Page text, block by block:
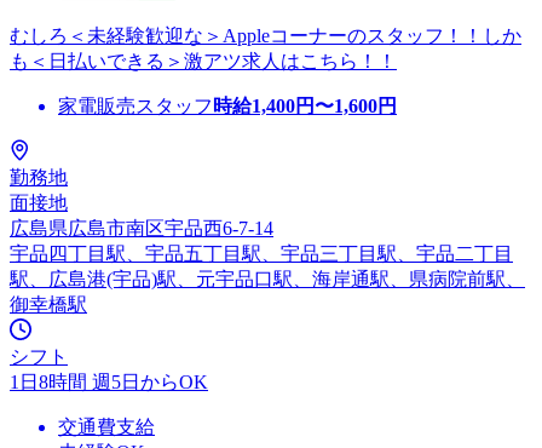
むしろ＜未経験歓迎な＞Appleコーナーのスタッフ！！しか
も＜日払いできる＞激アツ求人はこちら！！
家電販売スタッフ 時給1,400円〜1,600円
勤務地
面接地
広島県広島市南区宇品西6-7-14
宇品四丁目駅、宇品五丁目駅、宇品三丁目駅、宇品二丁目
駅、広島港(宇品)駅、元宇品口駅、海岸通駅、県病院前駅、
御幸橋駅
シフト
1日8時間 週5日からOK
交通費支給